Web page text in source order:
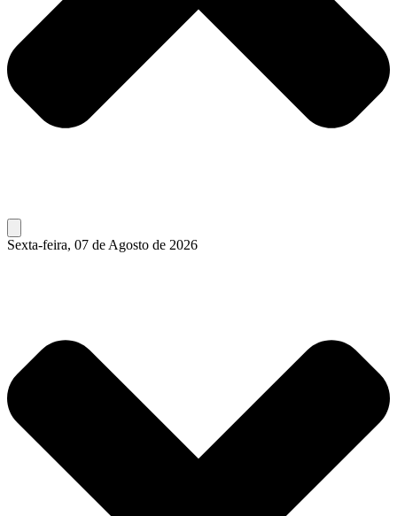
Sexta-feira, 07 de Agosto de 2026